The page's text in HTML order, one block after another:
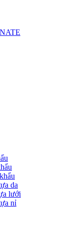
da
lưới
nỉ